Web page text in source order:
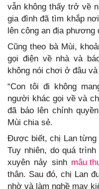
vẫn không thấy trở về
gia đình đã tìm khắp
lên công an địa phương
Cũng theo bà Mùi,
gọi điện về nhà và
không nói chơi ở đâu
“Con tôi đi không
người khác gọi về và
đã báo lên chính
Mùi chia sẻ.
Được biết, chị Lan từng
Tuy nhiên, do quá
xuyên nảy sinh mâu
thân. Sau đó, chị Lan
nhờ và làm nghề may